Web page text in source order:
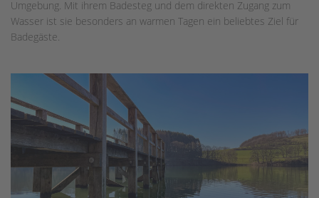
Umgebung. Mit ihrem Badesteg und dem direkten Zugang zum
Wasser ist sie besonders an warmen Tagen ein beliebtes Ziel für
Badegäste.